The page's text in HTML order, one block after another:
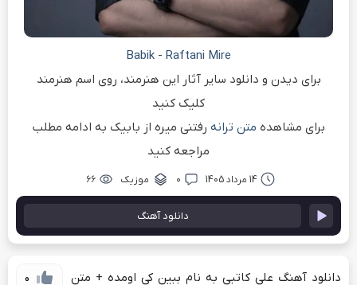
Babik - Raftani Mire
برای دیدن و دانلود سایر آثار این هنرمند، روی اسم هنرمند
کلیک کنید
برای مشاهده متن ترانه رفتنی میره از بابیک به ادامه مطلب
مراجعه کنید
14 مرداد 1405 ۰ موزیک ۶۶
دانلود آهنگ
0
دانلود آهنگ علی کاتبی به نام ببین کی اومده + متن